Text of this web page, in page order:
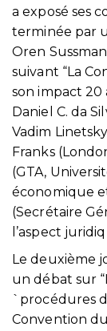
a exposé ses
terminée par
Oren
suivant “La
son impact 20
Daniel C. da
Vadim
Franks
(GTA,
économique
(Secrétaire
l’aspect
Le deuxième
un débat sur
`procédures
Convention